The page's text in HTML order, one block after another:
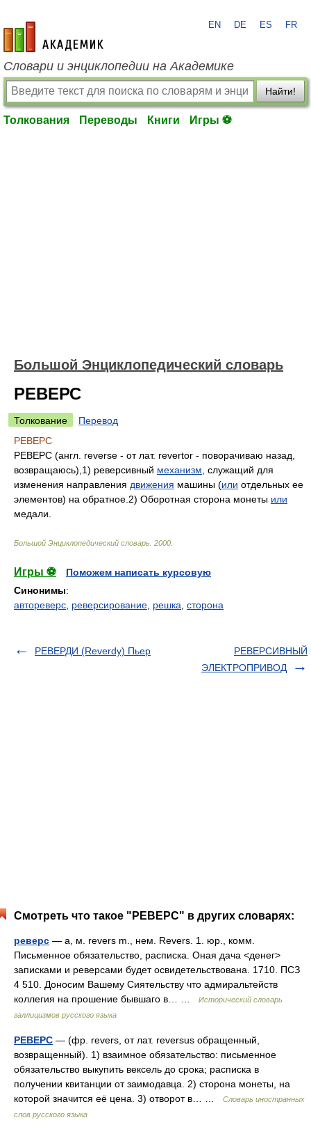
academic.ru
EN DE ES FR
Словари и энциклопедии на Академике
Найти!
Толкования Переводы Книги Игры ⚽
Большой Энциклопедический словарь
РЕВЕРС
Толкование
Перевод
РЕВЕРС
РЕВЕРС (англ. reverse - от лат. revertor - поворачиваю назад,
возвращаюсь),1) реверсивный механизм , служащий для
изменения направления движения машины (или отдельных ее
элементов) на обратное.2) Оборотная сторона монеты или
медали.
Большой Энциклопедический словарь 2000
Игры ⚽
Поможем написать курсовую
Синонимы:
автореверс реверсирование решка сторона
РЕВЕРДИ (Reverdy) Пьер
РЕВЕРСИВНЫЙ
ЭЛЕКТРОПРИВОД
Смотреть что такое "РЕВЕРС" в других словарях:
реверс — а, м. revers m., нем. Revers. 1. юр., комм.
Письменное обязательство, расписка. Оная дача <денег>
записками и реверсами будет освидетельствована. 1710. ПСЗ
4 510. Доносим Вашему Сиятельству что адмиральтейств
коллегия на прошение бывшаго в… …
Исторический словарь
галлицизмов русского языка
РЕВЕРС — (фр. revers, от лат. reversus обращенный,
возвращенный). 1) взаимное обязательство: письменное
обязательство выкупить вексель до срока; расписка в
получении квитанции от заимодавца. 2) сторона монеты, на
которой значится её цена. 3) отворот в… …
Словарь иностранных
слов русского языка